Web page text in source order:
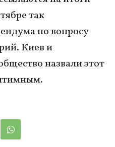
так
по вопросу
Киев и
назвали этот